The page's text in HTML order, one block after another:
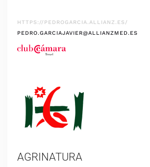
HTTPS://PEDROGARCIA.ALLIANZ.ES/
PEDRO.GARCIAJAVIER@ALLIANZMED.ES
AGRINATURA